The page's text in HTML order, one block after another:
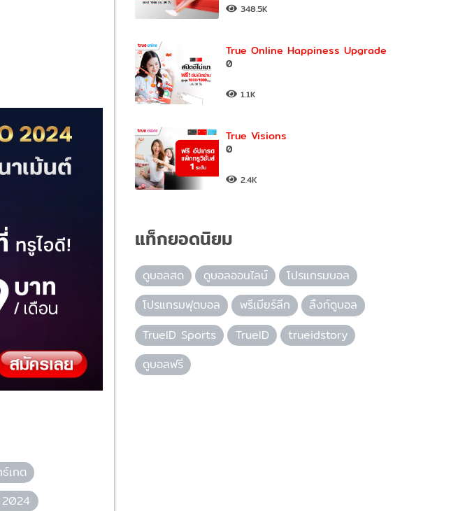
ธ์เกต
2024
348.5K
True Online Happiness Upgrade
0
1.1K
True Visions
0
2.4K
แท็กยอดนิยม
ดูบอลสด ดูบอลออนไลน์
โปรแกรมบอล
โปรแกรมฟุตบอล
พรีเมียร์ลีก
ลิ้งก์ดูบอล
TrueID Sports
TrueID
trueidstory
ดูบอลฟรี